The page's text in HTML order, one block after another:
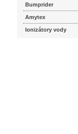
Bumprider
Amytex
Ionizátory vody